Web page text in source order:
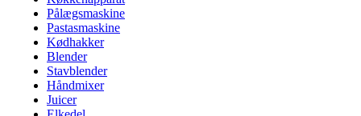
Pålægsmaskine
Pastasmaskine
Kødhakker
Blender
Stavblender
Håndmixer
Juicer